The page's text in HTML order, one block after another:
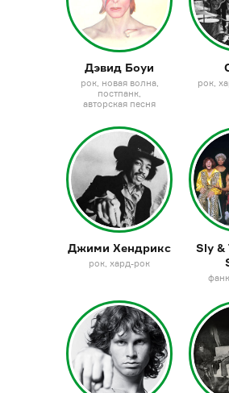
Дэвид Боуи
рок новая волна
постпанк
авторская песня
рок
Джими Хендрикс
рок хард-рок
Sly &
фанк